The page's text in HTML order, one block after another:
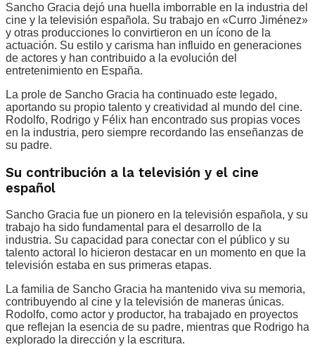
Sancho Gracia dejó una huella imborrable en la industria del
cine y la televisión española. Su trabajo en «Curro Jiménez»
y otras producciones lo convirtieron en un ícono de la
actuación. Su estilo y carisma han influido en generaciones
de actores y han contribuido a la evolución del
entretenimiento en España.
La prole de Sancho Gracia ha continuado este legado,
aportando su propio talento y creatividad al mundo del cine.
Rodolfo, Rodrigo y Félix han encontrado sus propias voces
en la industria, pero siempre recordando las enseñanzas de
su padre.
Su contribución a la televisión y el cine
español
Sancho Gracia fue un pionero en la televisión española, y su
trabajo ha sido fundamental para el desarrollo de la
industria. Su capacidad para conectar con el público y su
talento actoral lo hicieron destacar en un momento en que la
televisión estaba en sus primeras etapas.
La familia de Sancho Gracia ha mantenido viva su memoria,
contribuyendo al cine y la televisión de maneras únicas.
Rodolfo, como actor y productor, ha trabajado en proyectos
que reflejan la esencia de su padre, mientras que Rodrigo ha
explorado la dirección y la escritura.